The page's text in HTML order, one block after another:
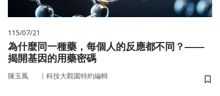
115/07/21
為什麼同一種藥，每個人的反應都不同？——
揭開基因的用藥密碼
陳玉鳳 ｜ 科技大觀園特約編輯
儲